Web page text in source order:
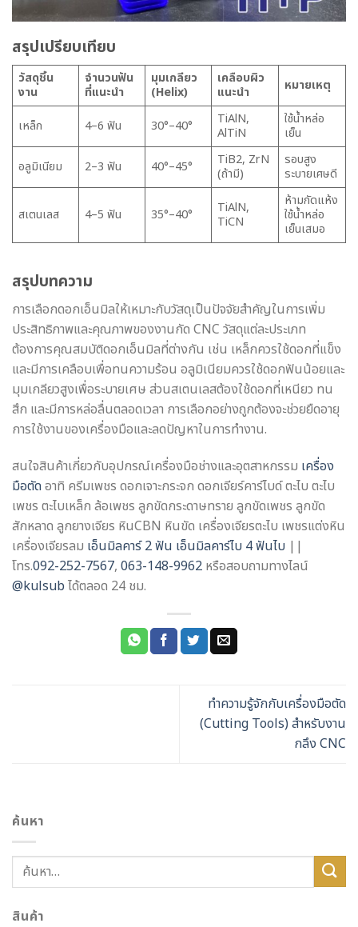
สรุปเปรียบเทียบ
วัสดุชิ้น
งาน
จำนวนฟัน
ที่แนะนำ
มุมเกลียว
(Helix)
เคลือบผิว
แนะนำ
หมายเหตุ
เหล็ก 4–6 ฟัน 30°–40°
TiAlN,
AlTiN
ใช้น้ำหล่อ
เย็น
อลูมิเนียม
2–3 ฟัน 40°–45°
TiB2, ZrN
(ถ้ามี)
รอบสูง
ระบายเศษดี
สเตนเลส 4–5 ฟัน 35°–40°
TiAlN,
TiCN
ห้ามกัดแห้ง
ใช้น้ำหล่อ
เย็นเสมอ
สรุปบทความ
การเลือกดอกเอ็นมิลให้เหมาะกับวัสดุเป็นปัจจัยสำคัญในการเพิ่ม
ประสิทธิภาพและคุณภาพของงานกัด CNC วัสดุแต่ละประเภท
ต้องการคุณสมบัติดอกเอ็นมิลที่ต่างกัน เช่น เหล็กควรใช้ดอกที่แข็ง
และมีการเคลือบเพื่อทนความร้อน อลูมิเนียมควรใช้ดอกฟันน้อยและ
มุมเกลียวสูงเพื่อระบายเศษ ส่วนสเตนเลสต้องใช้ดอกที่เหนียว ทน
สึก และมีการหล่อลื่นตลอดเวลา การเลือกอย่างถูกต้องจะช่วยยืดอายุ
การใช้งานของเครื่องมือและลดปัญหาในการทำงาน.
สนใจสินค้าเกี่ยวกับอุปกรณ์เครื่องมือช่างและอุตสาหกรรม เครื่อง
มือตัด อาทิ ครีมเพชร ดอกเจาะกระจก ดอกเจียร์คาร์ไบด์ ตะไบ ตะไบ
เพชร ตะไบเหล็ก ล้อเพชร ลูกขัดกระดาษทราย ลูกขัดเพชร ลูกขัด
สักหลาด ลูกยางเจียร หินCBN หินขัด เครื่องเจียรตะไบ เพชรแต่งหิน
เครื่องเจียรลม เอ็นมิลคาร์ 2 ฟัน เอ็นมิลคาร์ไบ 4 ฟันไบ ||
โทร.092-252-7567, 063-148-9962 หรือสอบถามทางไลน์
@kulsub ได้ตลอด 24 ชม.
ทำความรู้จักกับเครื่องมือตัด
(Cutting Tools) สำหรับงาน
กลึง CNC
ค้นหา
สินค้า